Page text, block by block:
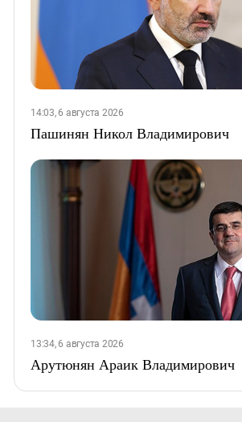
14:03, 6 августа 2026
Пашинян Никол Владимирович
13:34, 6 августа 2026
Арутюнян Араик Владимирович